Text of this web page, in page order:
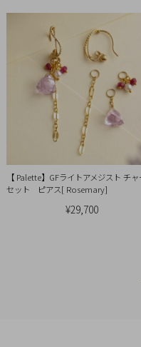
【 Palette】GFライトアメジスト チャ
セット ピアス[ Rosemary]
¥29,700